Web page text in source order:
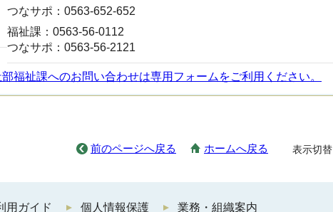
つなサポ：0563-652-652
福祉課：0563-56-0112
つなサポ：0563-56-2121
福祉課へのお問い合わせは専用フォームをご利用ください。
前のページへ戻る ホームへ戻る 表示切替
用ガイド 個人情報保護 業務・組織案内